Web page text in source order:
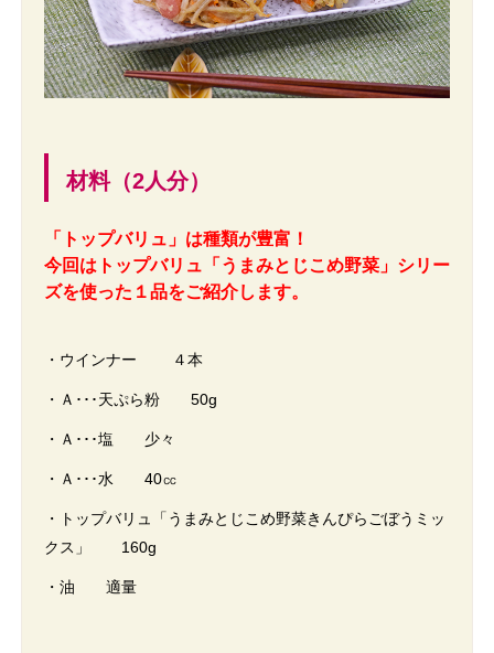
材料（2人分）
「トップバリュ」は種類が豊富！
今回はトップバリュ「うまみとじこめ野菜」シリー
ズを使った１品をご紹介します。
・ウインナー ４本
・Ａ･･･天ぷら粉 50g
・Ａ･･･塩 少々
・Ａ･･･水 40㏄
・トップバリュ「うまみとじこめ野菜きんぴらごぼうミッ
クス」 160g
・油 適量